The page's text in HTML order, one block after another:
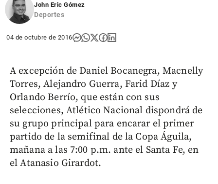
John Eric Gómez
Deportes
04 de octubre de 2016
A excepción de Daniel Bocanegra, Macnelly
Torres, Alejandro Guerra, Farid Díaz y
Orlando Berrío, que están con sus
selecciones, Atlético Nacional dispondrá de
su grupo principal para encarar el primer
partido de la semifinal de la Copa Águila,
mañana a las 7:00 p.m. ante el Santa Fe, en
el Atanasio Girardot.